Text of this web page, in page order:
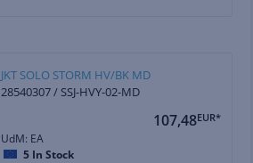
JKT SOLO STORM HV/BK MD
28540307 / SSJ-HVY-02-MD
107,48EUR*
UdM: EA
5 In Stock